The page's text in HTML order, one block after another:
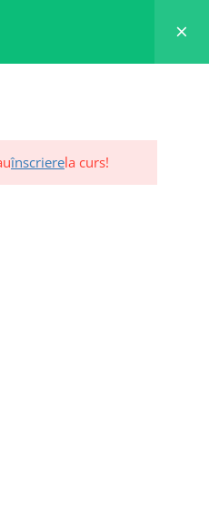
înscrierela curs!